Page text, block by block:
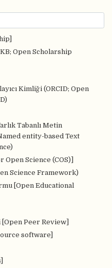
Open Scholarship
Kimliği (ORCID; Open
Tabanlı Metin
entity-based Text
Science (COS)]
Science Framework)
[Open Educational
Peer Review]
software]